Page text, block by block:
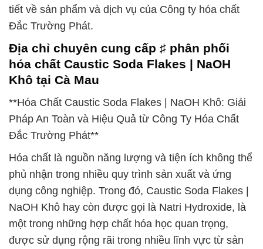
tiết về sản phẩm và dịch vụ của Công ty hóa chất
Đắc Trường Phát.
Địa chỉ chuyên cung cấp ♯ phân phối
hóa chất Caustic Soda Flakes | NaOH
Khô tại Cà Mau
**Hóa Chất Caustic Soda Flakes | NaOH Khô: Giải
Pháp An Toàn và Hiệu Quả từ Công Ty Hóa Chất
Đắc Trường Phát**
Hóa chất là nguồn năng lượng và tiện ích không thể
phủ nhận trong nhiều quy trình sản xuất và ứng
dụng công nghiệp. Trong đó, Caustic Soda Flakes |
NaOH Khô hay còn được gọi là Natri Hydroxide, là
một trong những hợp chất hóa học quan trọng,
được sử dụng rộng rãi trong nhiều lĩnh vực từ sản